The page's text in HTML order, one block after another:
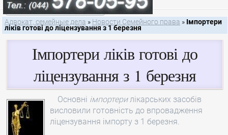
Контакты семейного юриста
Адвокат, семейные дела » Новости Семейного права » Імпортери
ліків готові до ліцензування з 1 березня
Імпортери ліків готові до
ліцензування з 1 березня
Основні імпортерилікарських засобів
висловили готовність до впровадження
ліцензування імпорту з 1 березня.